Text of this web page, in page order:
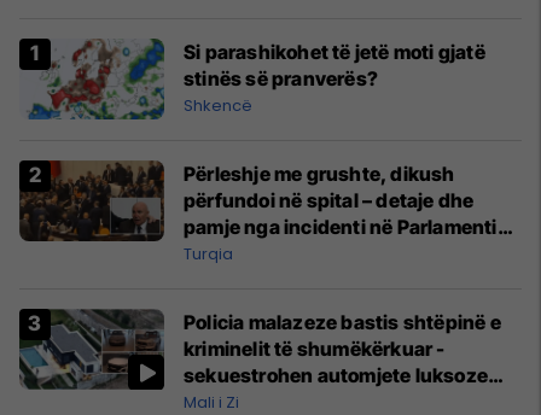
Si parashikohet të jetë moti gjatë
stinës së pranverës?
Shkencë
Përleshje me grushte, dikush
përfundoi në spital – detaje dhe
pamje nga incidenti në Parlamentin
e Turqisë
Turqia
Policia malazeze bastis shtëpinë e
kriminelit të shumëkërkuar -
sekuestrohen automjete luksoze
dhe para të gatshme
Mali i Zi